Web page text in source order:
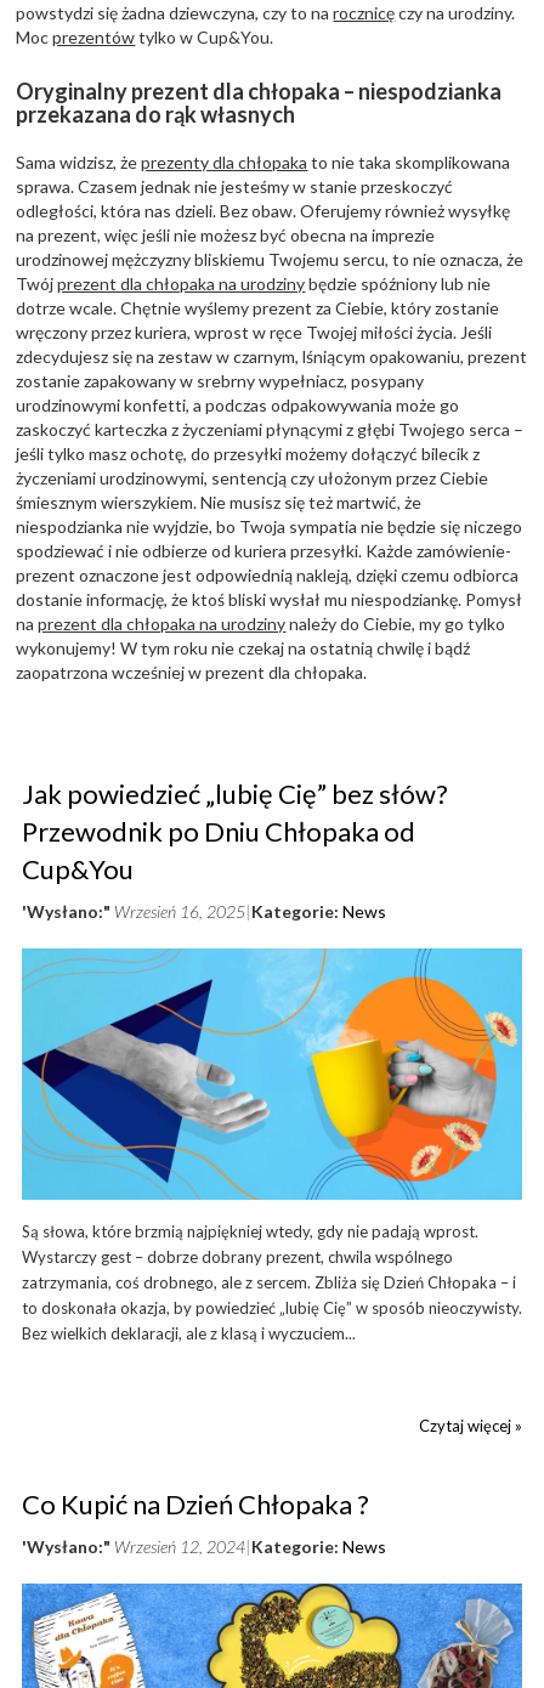
powstydzi się żadna dziewczyna, czy to narocznicęczy na urodziny.
Mocprezentówtylko w Cup&You.
Oryginalny prezent dla chłopaka – niespodzianka
przekazana do rąk własnych
Sama widzisz, żeprezenty dla chłopaka to nie taka skomplikowana
sprawa. Czasem jednak nie jesteśmy w stanie przeskoczyć
odległości, która nas dzieli. Bez obaw. Oferujemy również wysyłkę
na prezent, więc jeśli nie możesz być obecna na imprezie
urodzinowej mężczyzny bliskiemu Twojemu sercu, to nie oznacza, że
Twójprezent dla chłopaka na urodzinybędzie spóźniony lub nie
dotrze wcale. Chętnie wyślemy prezent za Ciebie, który zostanie
wręczony przez kuriera, wprost w ręce Twojej miłości życia. Jeśli
zdecydujesz się na zestaw w czarnym, lśniącym opakowaniu, prezent
zostanie zapakowany w srebrny wypełniacz, posypany
urodzinowymi konfetti, a podczas odpakowywania może go
zaskoczyć karteczka z życzeniami płynącymi z głębi Twojego serca –
jeśli tylko masz ochotę, do przesyłki możemy dołączyć bilecik z
życzeniami urodzinowymi, sentencją czy ułożonym przez Ciebie
śmiesznym wierszykiem. Nie musisz się też martwić, że
niespodzianka nie wyjdzie, bo Twoja sympatia nie będzie się niczego
spodziewać i nie odbierze od kuriera przesyłki. Każde zamówienie-
prezent oznaczone jest odpowiednią nakleją, dzięki czemu odbiorca
dostanie informację, że ktoś bliski wysłał mu niespodziankę. Pomysł
naprezent dla chłopaka na urodzinynależy do Ciebie, my go tylko
wykonujemy! W tym roku nie czekaj na ostatnią chwilę i bądź
zaopatrzona wcześniej w prezent dla chłopaka.
Jak powiedzieć „lubię Cię” bez słów?
Przewodnik po Dniu Chłopaka od
Cup&You
'Wysłano:" Wrzesień 16, 2025 Kategorie: News
Są słowa, które brzmią najpiękniej wtedy, gdy nie padają wprost.
Wystarczy gest – dobrze dobrany prezent, chwila wspólnego
zatrzymania, coś drobnego, ale z sercem. Zbliża się Dzień Chłopaka – i
to doskonała okazja, by powiedzieć „lubię Cię” w sposób nieoczywisty.
Bez wielkich deklaracji, ale z klasą i wyczuciem...
Czytaj więcej »
Co Kupić na Dzień Chłopaka ?
'Wysłano:" Wrzesień 12, 2024 Kategorie: News